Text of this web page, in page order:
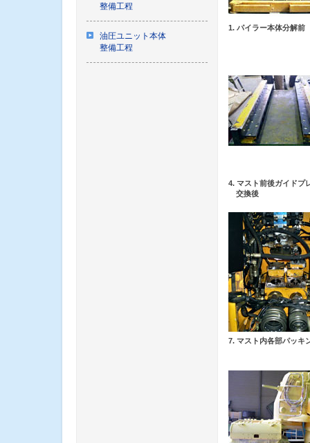
1. パイラー本体分解前
4. マスト前後ガイドプ
交換後
7. マスト内各部パッキ
整備工程
油圧ユニット本体
整備工程